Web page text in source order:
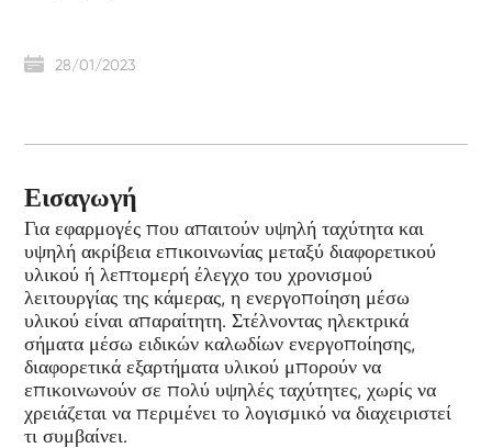
28/01/2023
Εισαγωγή
Για εφαρμογές που απαιτούν υψηλή ταχύτητα και
υψηλή ακρίβεια επικοινωνίας μεταξύ διαφορετικού
υλικού ή λεπτομερή έλεγχο του χρονισμού
λειτουργίας της κάμερας, η ενεργοποίηση μέσω
υλικού είναι απαραίτητη. Στέλνοντας ηλεκτρικά
σήματα μέσω ειδικών καλωδίων ενεργοποίησης,
διαφορετικά εξαρτήματα υλικού μπορούν να
επικοινωνούν σε πολύ υψηλές ταχύτητες, χωρίς να
χρειάζεται να περιμένει το λογισμικό να διαχειριστεί
τι συμβαίνει.